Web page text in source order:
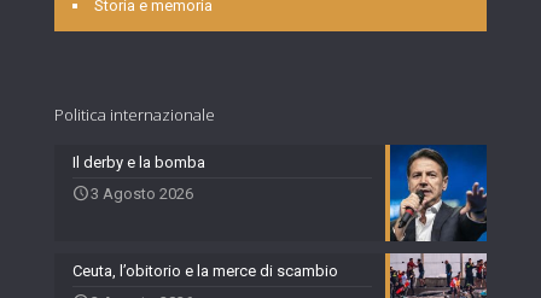
Storia e memoria
Politica internazionale
Il derby e la bomba
3 Agosto 2026
Ceuta, l’obitorio e la merce di scambio